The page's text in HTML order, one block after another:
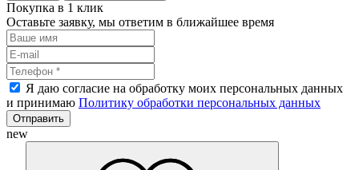
Покупка в 1 клик
Оставьте заявку, мы ответим в ближайшее время
Я даю согласие на обработку моих персональных данных
и принимаю Политику обработки персональных данных
Отправить
new